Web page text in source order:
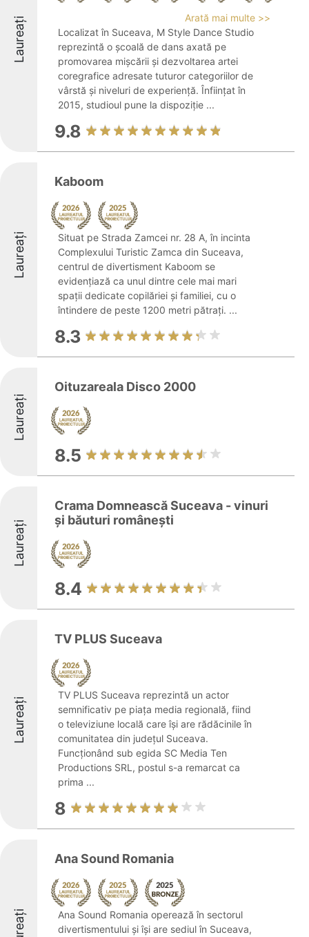
Laureați
Arată mai multe >>
Localizat în Suceava, M Style Dance Studio
reprezintă o școală de dans axată pe
promovarea mișcării și dezvoltarea artei
coregrafice adresate tuturor categoriilor de
vârstă și niveluri de experiență. Înființat în
2015, studioul pune la dispoziție ...
9.8
Laureați
Kaboom
Situat pe Strada Zamcei nr. 28 A, în incinta
Complexului Turistic Zamca din Suceava,
centrul de divertisment Kaboom se
evidențiază ca unul dintre cele mai mari
spații dedicate copilăriei și familiei, cu o
întindere de peste 1200 metri pătrați. ...
8.3
Laureați
Oituzareala Disco 2000
8.5
Laureați
Crama Domnească Suceava - vinuri
și băuturi românești
8.4
Laureați
TV PLUS Suceava
TV PLUS Suceava reprezintă un actor
semnificativ pe piața media regională, fiind
o televiziune locală care își are rădăcinile în
comunitatea din județul Suceava.
Funcționând sub egida SC Media Ten
Productions SRL, postul s-a remarcat ca
prima ...
8
Ana Sound Romania
Ana Sound Romania operează în sectorul
divertismentului și își are sediul în Suceava,